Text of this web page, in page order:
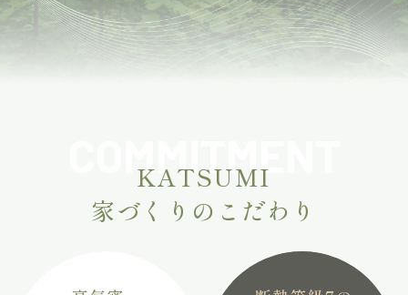
COMMITMENT
KATSUMI
家づくりのこだわり